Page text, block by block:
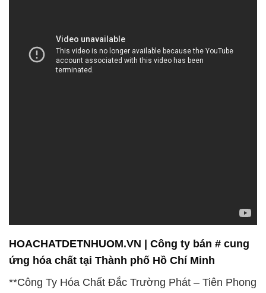
HOACHATDETNHUOM.VN | Công ty bán # cung
ứng hóa chất tại Thành phố Hồ Chí Minh
**Công Ty Hóa Chất Đắc Trường Phát – Tiên Phong